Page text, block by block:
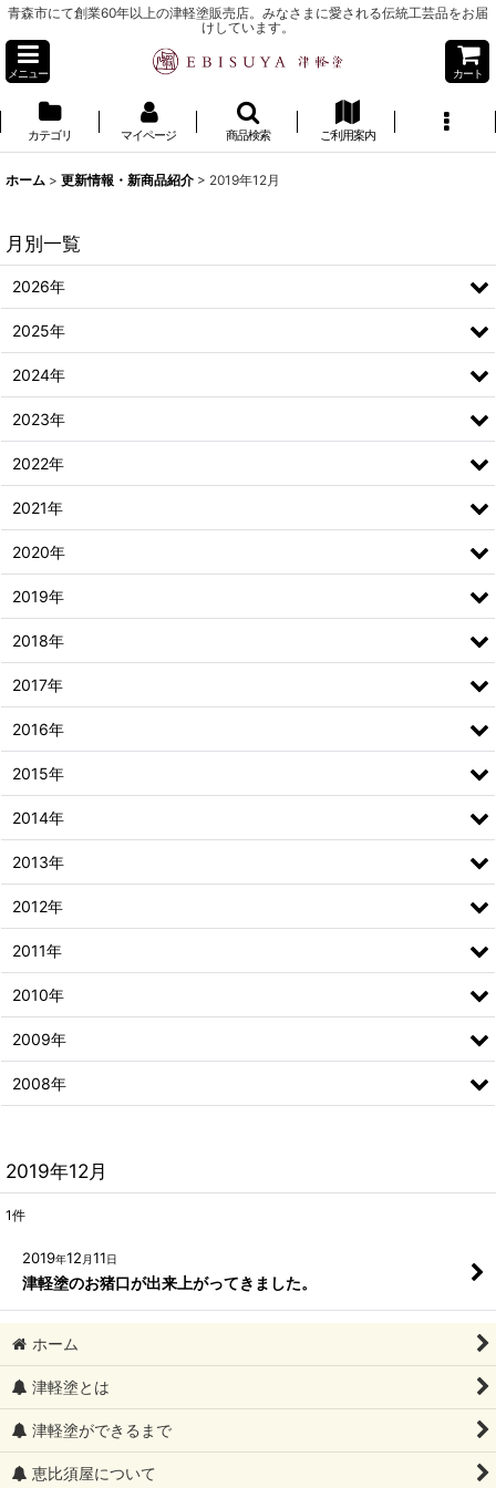
青森市にて創業60年以上の津軽塗販売店。みなさまに愛される伝統工芸品をお届
けしています。
メニュー カート
カテゴリ マイページ 商品検索 ご利用案内
ホーム > 更新情報・新商品紹介 > 2019年12月
2019年12月
1件
2019年12 月11日
津軽塗のお猪口が出来上がってきました。
月別一覧
2026年
2025年
2024年
2023年
2022年
2021年
2020年
2019年
2018年
2017年
2016年
2015年
2014年
2013年
2012年
2011年
2010年
2009年
2008年
ホーム
津軽塗とは
津軽塗ができるまで
恵比須屋について